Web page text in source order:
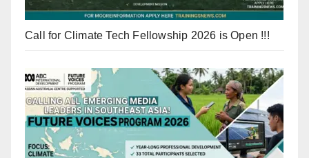
Call for Climate Tech Fellowship 2026 is Open !!!